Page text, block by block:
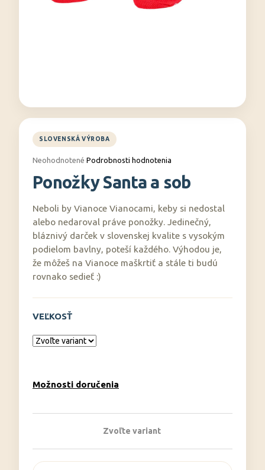
Priemerné
produktu
je
z
5
hviezdičiek.
Neohodnotené Podrobnosti hodnotenia
Ponožky Santa a sob
Neboli by Vianoce Vianocami, keby si nedostal
alebo nedaroval práve ponožky. Jedinečný,
bláznivý darček v slovenskej kvalite s vysokým
podielom bavlny, poteší každého. Výhodou je,
že môžeš na Vianoce maškrtiť a stále ti budú
rovnako sedieť :)
VEĽKOSŤ
Možnosti doručenia
Zvoľte variant
HĽADAŤ